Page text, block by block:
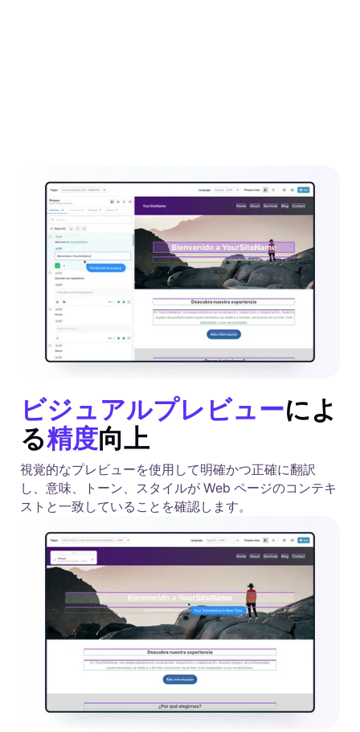
ビジュアルプレビューによ
る精度向上
視覚的なプレビューを使用して明確かつ正確に翻訳
し、意味、トーン、スタイルが Web ページのコンテキ
ストと一致していることを確認します。